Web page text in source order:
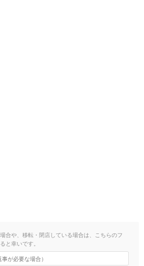
合や、移転・閉店している場合は、こちらのフ
と幸いです。